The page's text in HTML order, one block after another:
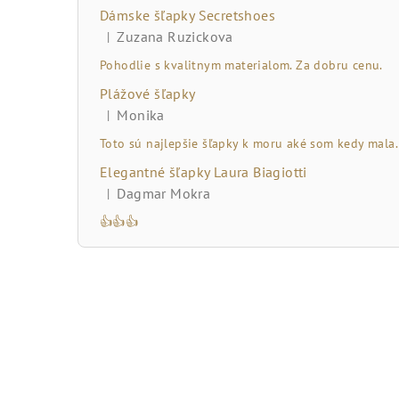
l
Dámske šľapky Secretshoes
Hodnotenie produktu je 5 z 5 hviezdičiek.
| Zuzana Ruzickova
Pohodlie s kvalitnym materialom. Za dobru cenu.
Plážové šľapky
Hodnotenie produktu je 5 z 5 hviezdičiek.
| Monika
Toto sú najlepšie šľapky k moru aké som kedy mala.
Elegantné šľapky Laura Biagiotti
Hodnotenie produktu je 5 z 5 hviezdičiek.
| Dagmar Mokra
👍👍👍